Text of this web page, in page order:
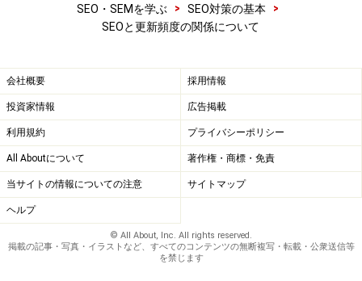
SEO・SEMを学ぶ
> SEO対策の基本
>
SEOと更新頻度の関係について
会社概要 採用情報
投資家情報 広告掲載
利用規約 プライバシーポリシー
All Aboutについて 著作権・商標・免責
当サイトの情報についての注意 サイトマップ
ヘルプ
© All About, Inc. All rights reserved.
掲載の記事・写真・イラストなど、すべてのコンテンツの無断複写・転載・公衆送信等
を禁じます